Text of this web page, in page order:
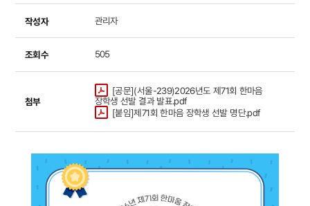
작성자 관리자
조회수 505
첨부
[공문](서울-239)2026년도 제71회 한마음
장학생 선발 결과 발표.pdf
[붙임]제71회 한마음 장학생 선발 명단.pdf